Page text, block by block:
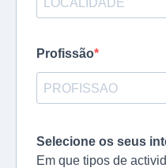
Profissão
Selecione os seus
Em que tipos de